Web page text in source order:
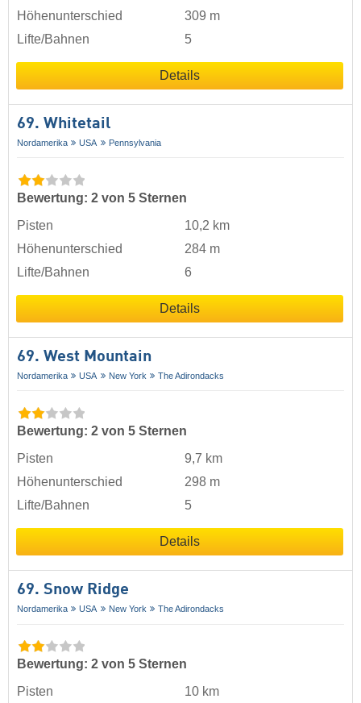
Höhenunterschied
309 m
Lifte/Bahnen
5
Details
69. Whitetail
Nordamerika USA Pennsylvania
Bewertung: 2 von 5 Sternen
Pisten
10,2 km
Höhenunterschied
284 m
Lifte/Bahnen
6
Details
69. West Mountain
Nordamerika USA New York The Adirondacks
Bewertung: 2 von 5 Sternen
Pisten
9,7 km
Höhenunterschied
298 m
Lifte/Bahnen
5
Details
69. Snow Ridge
Nordamerika USA New York The Adirondacks
Bewertung: 2 von 5 Sternen
Pisten
10 km